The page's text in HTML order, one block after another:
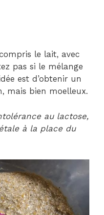
le lait, avec
pas si le mélange
est d’obtenir un
mais bien moelleux.
au lactose,
à la place du